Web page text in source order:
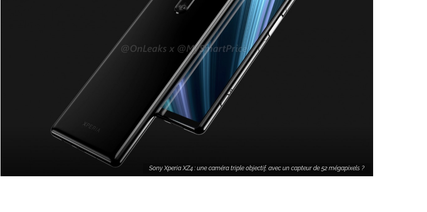
Sony Xperia XZ4 : une caméra triple objectif, avec un capteur de 52 mégapixels ?